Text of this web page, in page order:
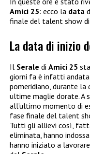
Amici 25: ecco la data
finale del talent show di
La data di inizio
Il Serale di Amici 25
giorni fa è infatti
pomeridiano, durante
ultime maglie dorate. A
all’ultimo momento di
fase finale del talent
Tutti gli allievi così,
eliminata, hanno
hanno iniziato a